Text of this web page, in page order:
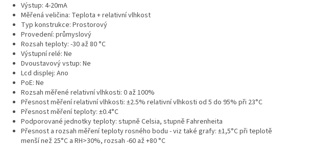
Výstup: 4-20mA
Měřená veličina: Teplota + relativní vlhkost
Typ konstrukce: Prostorový
Provedení: průmyslový
Rozsah teploty: -30 až 80 °C
Výstupní relé: Ne
Dvoustavový vstup: Ne
Lcd displej: Ano
PoE: Ne
Rozsah měřené relativní vlhkosti: 0 až 100%
Přesnost měření relativní vlhkosti: ±2.5% relativní vlhkosti od 5 do 95% při 23°C
Přesnost měření teploty: ±0.4°C
Podporované jednotky teploty: stupně Celsia, stupně Fahrenheita
Přesnost a rozsah měření teploty rosného bodu - viz také grafy: ±1,5°C při teplotě
menší než 25°C a RH>30%, rozsah -60 až +80 °C